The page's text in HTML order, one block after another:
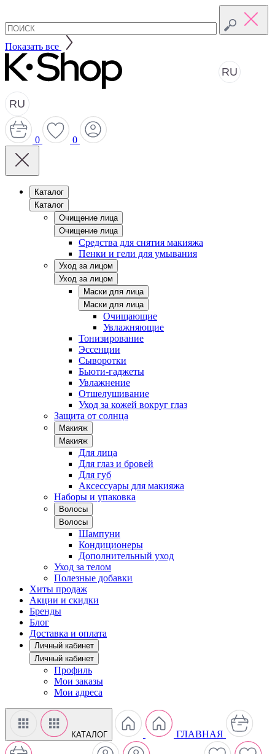
Показать все
RU
RU
0 0
Каталог
Каталог
Очищение лица
Очищение лица
Средства для снятия макияжа
Пенки и гели для умывания
Уход за лицом
Уход за лицом
Маски для лица
Маски для лица
Очищающие
Увлажняющие
Тонизирование
Эссенции
Сыворотки
Бьюти-гаджеты
Увлажнение
Отшелушивание
Уход за кожей вокруг глаз
Защита от солнца
Макияж
Макияж
Для лица
Для глаз и бровей
Для губ
Аксессуары для макияжа
Наборы и упаковка
Волосы
Волосы
Шампуни
Кондиционеры
Дополнительный уход
Уход за телом
Полезные добавки
Хиты продаж
Акции и скидки
Бренды
Блог
Доставка и оплата
Личный кабинет
Личный кабинет
Профиль
Мои заказы
Мои адреса
КАТАЛОГ ГЛАВНАЯ